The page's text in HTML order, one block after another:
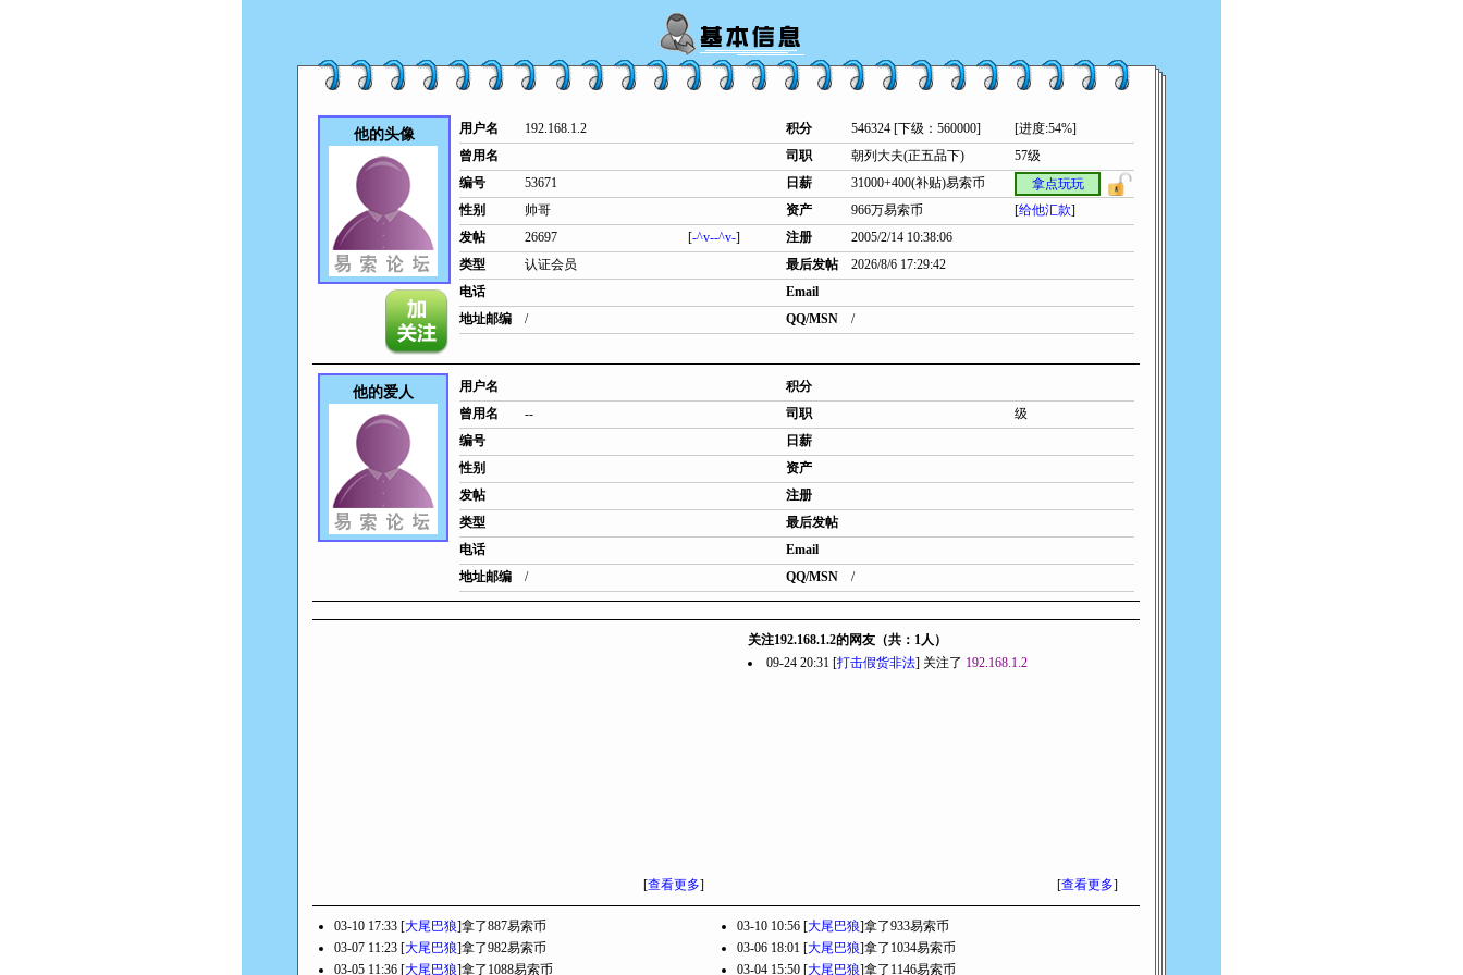
他的头像 用户名 192.168.1.2 积分 546324 [下级：560000]
[进度:54%]
曾用名
司职 朝列大夫(正五品下)
57级
编号
53671 日薪 31000+400(补贴)易索币
拿点玩玩
性别
帅哥 资产 966万易索币 [给他汇款]
发帖
26697 [-^v--^v-] 注册
2005/2/14 10:38:06
类型
认证会员 最后发帖
2026/8/6 17:29:42
电话
Email
地址邮编
/ QQ/MSN /
他的爱人 用户名
积分
曾用名
-- 司职
级
编号
日薪
性别
资产
发帖
注册
类型
最后发帖
电话
Email
地址邮编
/ QQ/MSN /
[查看更多]
关注192.168.1.2的网友（共：1人）
09-24 20:31 [打击假货非法] 关注了 192.168.1.2
[查看更多]
03-10 17:33 [大尾巴狼]拿了887易索币 03-10 10:56 [大尾巴狼]拿了933易索币
03-07 11:23 [大尾巴狼]拿了982易索币 03-06 18:01 [大尾巴狼]拿了1034易索币
03-05 11:36 [大尾巴狼]拿了1088易索币 03-04 15:50 [大尾巴狼]拿了1146易索币